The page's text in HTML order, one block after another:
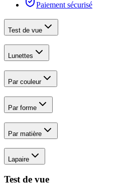
Paiement sécurisé
Test de vue
Lunettes
Par couleur
Par forme
Par matière
Lapaire
Test de vue